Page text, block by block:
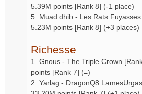
5.39M points [Rank 8] (-1 place)
5. Muad dhib - Les Rats
5.23M points [Rank 8] (+3 places)
Richesse
1. Gnous - The Triple Crown
points [Rank 7] (=)
2. Yarlag - DragonQ8